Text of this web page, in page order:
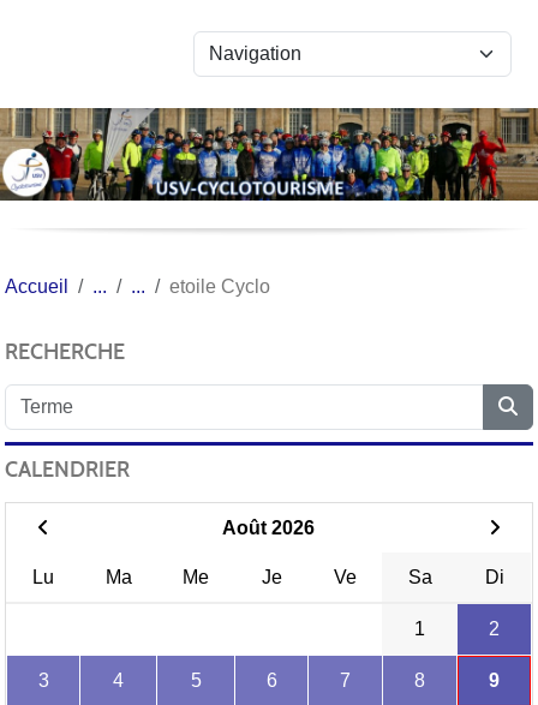
Accueil etoile Cyclo
RECHERCHE
CALENDRIER
Août 2026
Lu Ma Me Je Ve Sa Di
1 2
3 4 5 6 7 8 9